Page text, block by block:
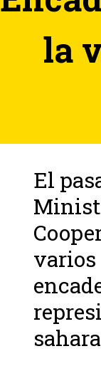
la
El
varios